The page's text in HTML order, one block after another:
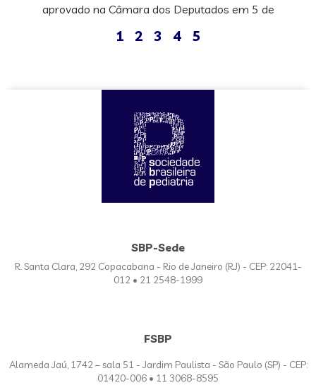
aprovado na Câmara dos Deputados em 5 de
1 2 3 4 5
SBP-Sede
R. Santa Clara, 292 Copacabana - Rio de Janeiro (RJ) - CEP: 22041-
012 • 21 2548-1999
FSBP
Alameda Jaú, 1742 – sala 51 - Jardim Paulista - São Paulo (SP) - CEP:
01420-006 • 11 3068-8595